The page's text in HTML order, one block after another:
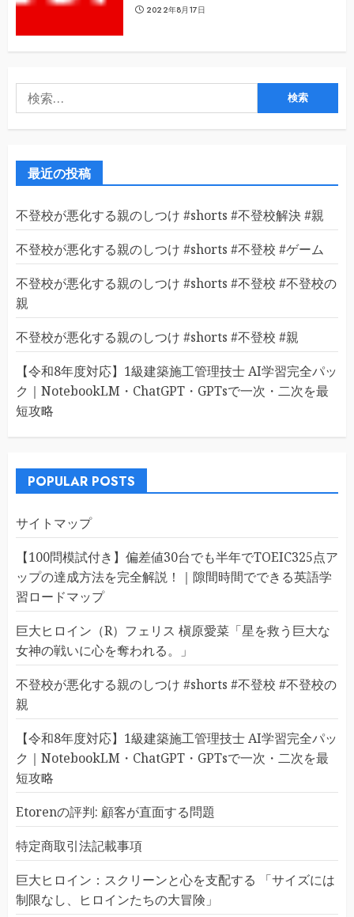
2022年8月17日
索:
最近の投稿
不登校が悪化する親のしつけ #shorts #不登校解決 #親
不登校が悪化する親のしつけ #shorts #不登校 #ゲーム
不登校が悪化する親のしつけ #shorts #不登校 #不登校の
親
不登校が悪化する親のしつけ #shorts #不登校 #親
【令和8年度対応】1級建築施工管理技士 AI学習完全パッ
ク｜NotebookLM・ChatGPT・GPTsで一次・二次を最
短攻略
POPULAR POSTS
サイトマップ
【100問模試付き】偏差値30台でも半年でTOEIC325点ア
ップの達成方法を完全解説！｜隙間時間でできる英語学
習ロードマップ
巨大ヒロイン（R）フェリス 槇原愛菜「星を救う巨大な
女神の戦いに心を奪われる。」
不登校が悪化する親のしつけ #shorts #不登校 #不登校の
親
【令和8年度対応】1級建築施工管理技士 AI学習完全パッ
ク｜NotebookLM・ChatGPT・GPTsで一次・二次を最
短攻略
Etorenの評判: 顧客が直面する問題
特定商取引法記載事項
巨大ヒロイン：スクリーンと心を支配する 「サイズには
制限なし、ヒロインたちの大冒険」